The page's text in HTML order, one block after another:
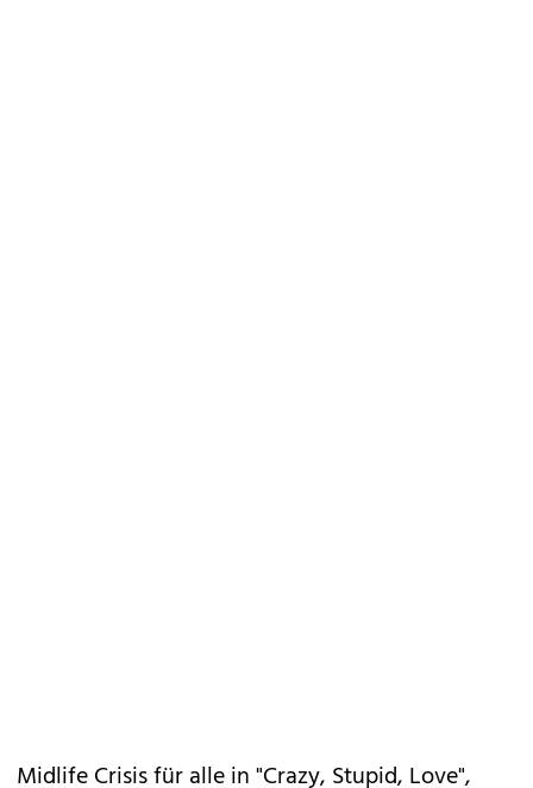
Midlife Crisis für alle in "Crazy, Stupid, Love",